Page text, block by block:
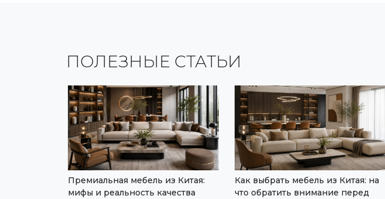
ПОЛЕЗНЫЕ СТАТЬИ
Премиальная мебель из Китая:
мифы и реальность качества
Как выбрать мебель из Китая: на
что обратить внимание перед